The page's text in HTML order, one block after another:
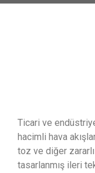
Ticari ve
hacimli hava
toz ve diğer
tasarlanmış ileri